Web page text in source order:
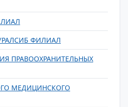
ФИЛИАЛ
ПРАВООХРАНИТЕЛЬНЫХ
МЕДИЦИНСКОГО